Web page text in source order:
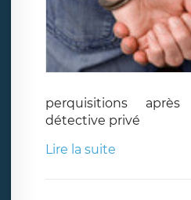
perquisitions
détective privé
Lire la suite